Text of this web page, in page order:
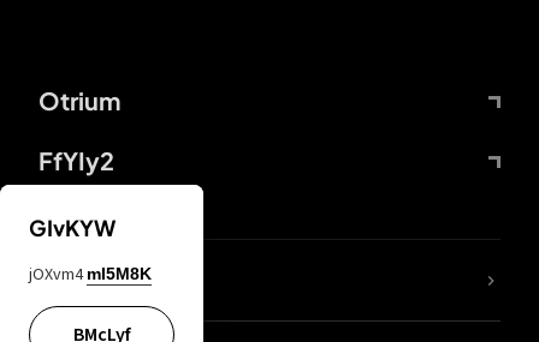
Otrium
FfYIy2
DDcvSo
GIvKYW
jOXvm4 mI5M8K
BMcLyf